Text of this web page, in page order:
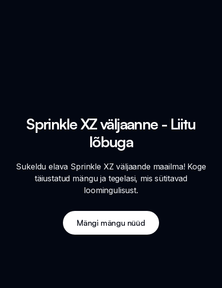
Sprinkle XZ väljaanne - Liitu
lõbuga
Sukeldu elava Sprinkle XZ väljaande maailma! Koge
täiustatud mängu ja tegelasi, mis sütitavad
loomingulisust.
Mängi mängu nüüd